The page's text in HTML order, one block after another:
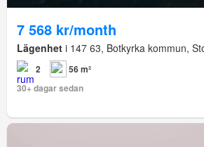
7 568 kr/month
Lägenhet i 147 63, Botkyrka kommun,
2
56 m²
30+ dagar sedan